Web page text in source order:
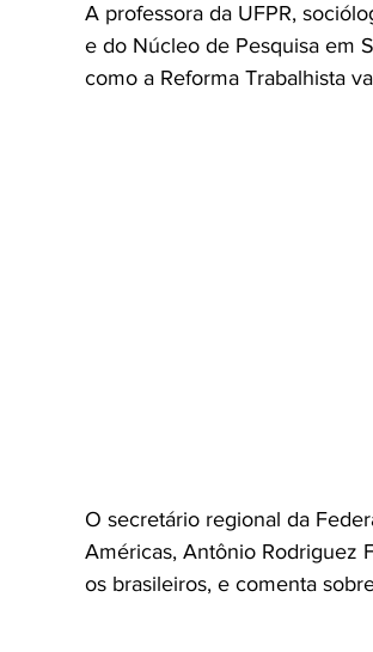
A professora da UFPR,
e do Núcleo de Pesquisa em
como a Reforma Trabalhista
O secretário regional da
Américas, Antônio Rodriguez
os brasileiros, e comenta